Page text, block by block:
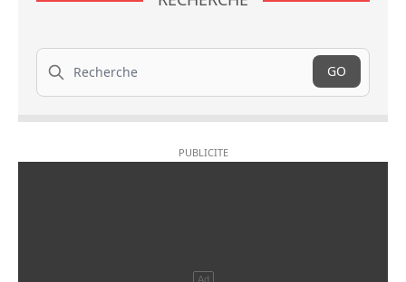
Recherche
GO